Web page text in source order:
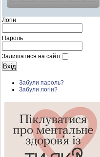
Логін
Пароль
Залишатися на сайті
Забули пароль?
Забули логін?